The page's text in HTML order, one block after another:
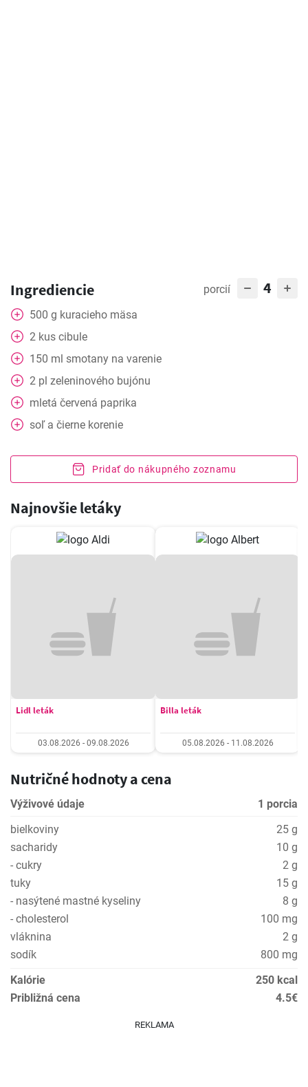
Ingrediencie porcií 4
500 g kuracieho mäsa
2 kus cibule
150 ml smotany na varenie
2 pl zeleninového bujónu
mletá červená paprika
soľ a čierne korenie
Pridať do nákupného zoznamu
Najnovšie letáky
Lidl leták
03.08.2026 - 09.08.2026
Billa leták
05.08.2026 - 11.08.2026
Nutričné hodnoty a cena
Výživové údaje
1 porcia
bielkoviny
25 g
sacharidy
10 g
- cukry
2 g
tuky
15 g
- nasýtené mastné kyseliny
8 g
- cholesterol
100 mg
vláknina
2 g
sodík
800 mg
Kalórie
250 kcal
Približná cena
4.5€
REKLAMA